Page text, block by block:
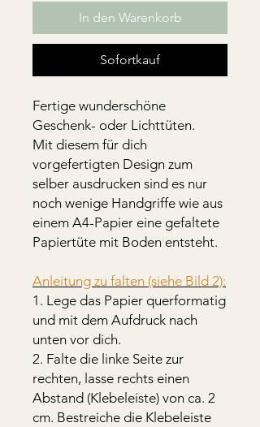
In den Warenkorb
Sofortkauf
Fertige wunderschöne
Geschenk- oder Lichttüten.
Mit diesem für dich
vorgefertigten Design zum
selber ausdrucken sind es nur
noch wenige Handgriffe wie aus
einem A4-Papier eine gefaltete
Papiertüte mit Boden entsteht.
Anleitung zu falten (siehe Bild 2):
1. Lege das Papier querformatig
und mit dem Aufdruck nach
unten vor dich.
2. Falte die linke Seite zur
rechten, lasse rechts einen
Abstand (Klebeleiste) von ca. 2
cm. Bestreiche die Klebeleiste